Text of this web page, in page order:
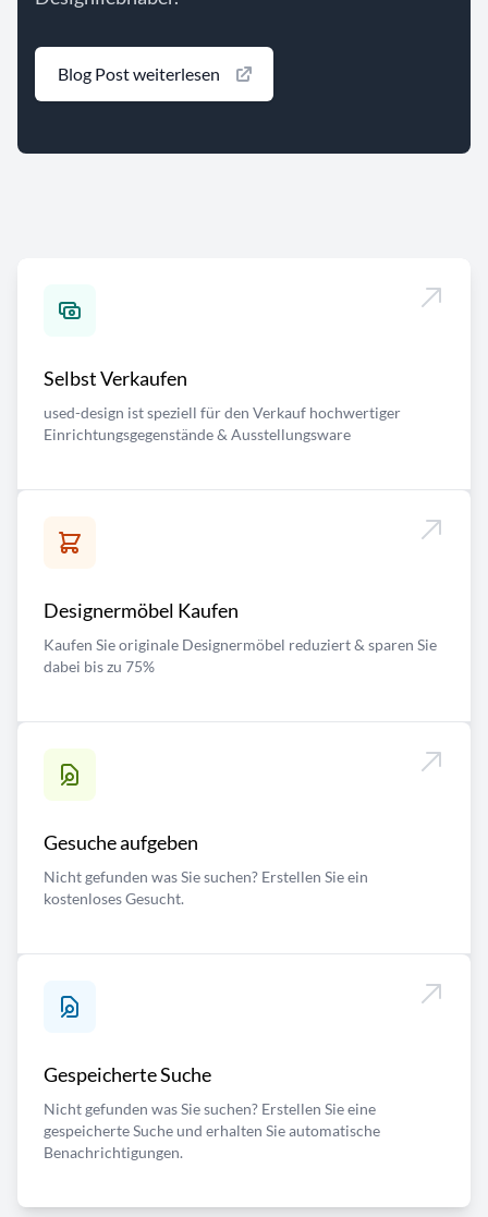
Blog Post weiterlesen
Selbst Verkaufen
used-design ist speziell für den Verkauf hochwertiger
Einrichtungsgegenstände & Ausstellungsware
Designermöbel Kaufen
Kaufen Sie originale Designermöbel reduziert & sparen Sie
dabei bis zu 75%
Gesuche aufgeben
Nicht gefunden was Sie suchen? Erstellen Sie ein
kostenloses Gesucht.
Gespeicherte Suche
Nicht gefunden was Sie suchen? Erstellen Sie eine
gespeicherte Suche und erhalten Sie automatische
Benachrichtigungen.